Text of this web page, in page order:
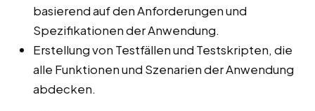
basierend auf den Anforderungen und
Spezifikationen der Anwendung.
Erstellung von Testfällen und Testskripten, die
alle Funktionen und Szenarien der Anwendung
abdecken.